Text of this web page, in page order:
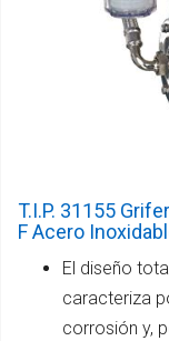
T.I.P. 31155
F Acero
El diseño
caracteriza
corrosión y,